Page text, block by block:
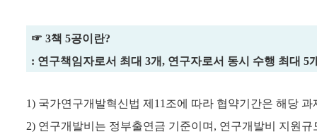
☞ 3책 5공이란?
: 연구책임자로서 최대 3개, 연구자로서 동시 수행 최대 5
1) 국가연구개발혁신법 제 11 조에 따라 협약기간은 해당
2) 연구개발비는 정부출연금 기준이며 , 연구개발비 지원규